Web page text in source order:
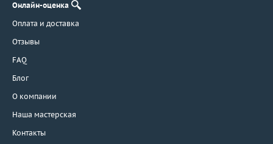
Онлайн-оценка
Оплата и доставка
Отзывы
FAQ
Блог
О компании
Наша мастерская
Контакты